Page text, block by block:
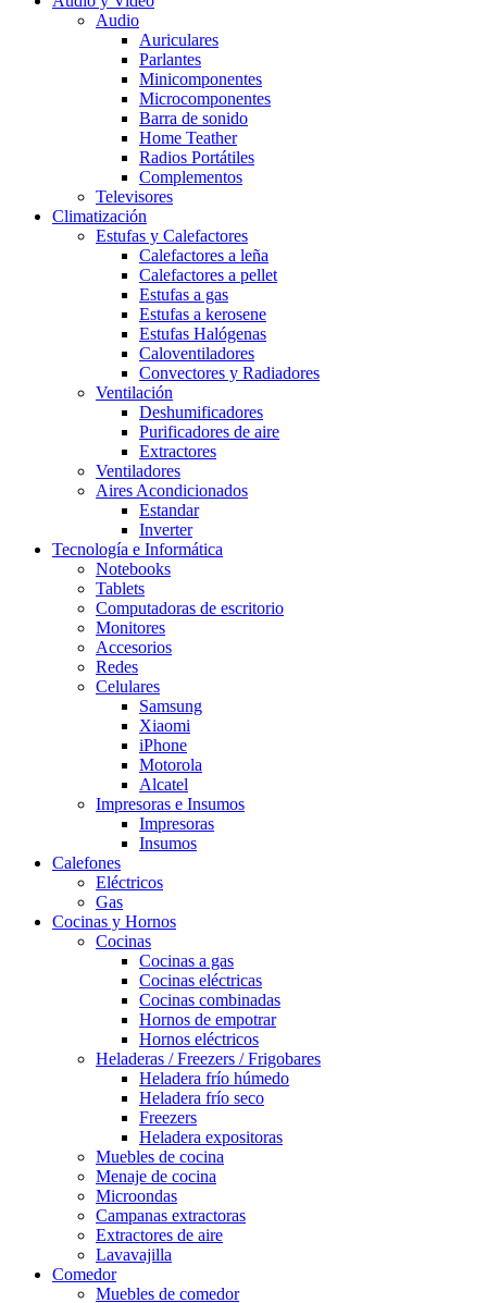
Audio
Auriculares
Parlantes
Minicomponentes
Microcomponentes
Barra de sonido
Home Teather
Radios Portátiles
Complementos
Televisores
Climatización
Estufas y Calefactores
Calefactores a leña
Calefactores a pellet
Estufas a gas
Estufas a kerosene
Estufas Halógenas
Caloventiladores
Convectores y Radiadores
Ventilación
Deshumificadores
Purificadores de aire
Extractores
Ventiladores
Aires Acondicionados
Estandar
Inverter
Tecnología e Informática
Notebooks
Tablets
Computadoras de escritorio
Monitores
Accesorios
Redes
Celulares
Samsung
Xiaomi
iPhone
Motorola
Alcatel
Impresoras e Insumos
Impresoras
Insumos
Calefones
Eléctricos
Gas
Cocinas y Hornos
Cocinas
Cocinas a gas
Cocinas eléctricas
Cocinas combinadas
Hornos de empotrar
Hornos eléctricos
Heladeras / Freezers / Frigobares
Heladera frío húmedo
Heladera frío seco
Freezers
Heladera expositoras
Muebles de cocina
Menaje de cocina
Microondas
Campanas extractoras
Extractores de aire
Lavavajilla
Comedor
Muebles de comedor